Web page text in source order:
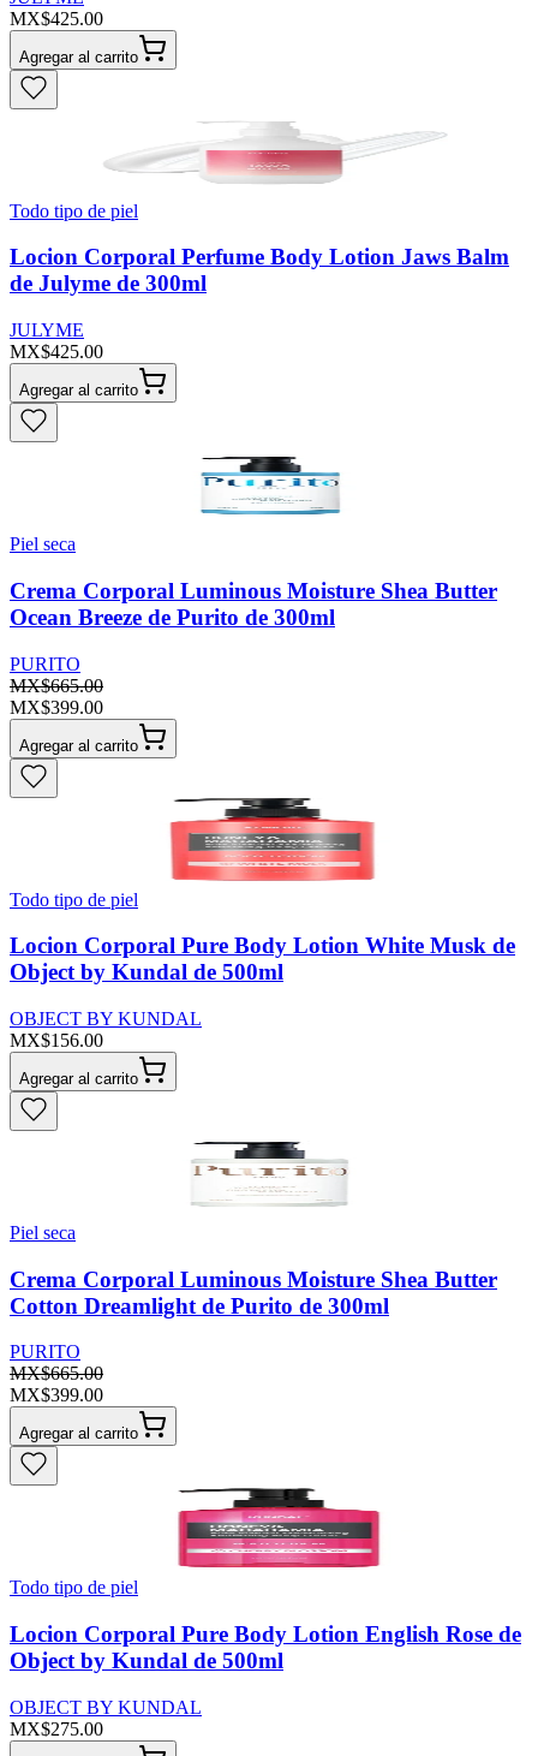
MX$425.00
Agregar al carrito
Todo tipo de piel
Locion Corporal Perfume Body Lotion Jaws Balm
de Julyme de 300ml
JULYME
MX$425.00
Agregar al carrito
Piel seca
Crema Corporal Luminous Moisture Shea Butter
Ocean Breeze de Purito de 300ml
PURITO
MX$665.00
MX$399.00
Agregar al carrito
Todo tipo de piel
Locion Corporal Pure Body Lotion White Musk de
Object by Kundal de 500ml
OBJECT BY KUNDAL
MX$156.00
Agregar al carrito
Piel seca
Crema Corporal Luminous Moisture Shea Butter
Cotton Dreamlight de Purito de 300ml
PURITO
MX$665.00
MX$399.00
Agregar al carrito
Todo tipo de piel
Locion Corporal Pure Body Lotion English Rose de
Object by Kundal de 500ml
OBJECT BY KUNDAL
MX$275.00